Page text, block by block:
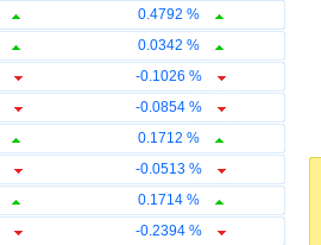
0.4792 %
0.0342 %
-0.1026 %
-0.0854 %
0.1712 %
-0.0513 %
0.1714 %
-0.2394 %